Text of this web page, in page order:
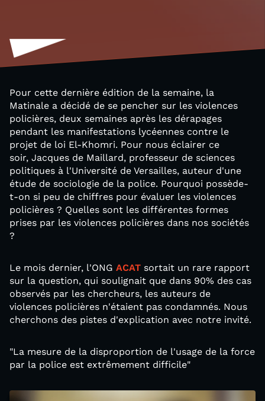
Pour cette dernière édition de la semaine, la
Matinale a décidé de se pencher sur les violences
policières, deux semaines après les dérapages
pendant les manifestations lycéennes contre le
projet de loi El-Khomri. Pour nous éclairer ce
soir, Jacques de Maillard, professeur de sciences
politiques à l'Université de Versailles, auteur d'une
étude de sociologie de la police. Pourquoi possède-
t-on si peu de chiffres pour évaluer les violences
policières ? Quelles sont les différentes formes
prises par les violences policières dans nos sociétés
?
Le mois dernier, l'ONG ACAT sortait un rare rapport
sur la question, qui soulignait que dans 90% des cas
observés par les chercheurs, les auteurs de
violences policières n'étaient pas condamnés. Nous
cherchons des pistes d'explication avec notre invité.
"La mesure de la disproportion de l'usage de la force
par la police est extrêmement difficile"